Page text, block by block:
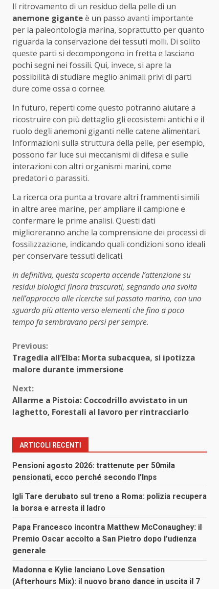
Il ritrovamento di un residuo della pelle di un
anemone gigante è un passo avanti importante
per la paleontologia marina, soprattutto per quanto
riguarda la conservazione dei tessuti molli. Di solito
queste parti si decompongono in fretta e lasciano
pochi segni nei fossili. Qui, invece, si apre la
possibilità di studiare meglio animali privi di parti
dure come ossa o cornee.
In futuro, reperti come questo potranno aiutare a
ricostruire con più dettaglio gli ecosistemi antichi e il
ruolo degli anemoni giganti nelle catene alimentari.
Informazioni sulla struttura della pelle, per esempio,
possono far luce sui meccanismi di difesa e sulle
interazioni con altri organismi marini, come
predatori o parassiti.
La ricerca ora punta a trovare altri frammenti simili
in altre aree marine, per ampliare il campione e
confermare le prime analisi. Questi dati
miglioreranno anche la comprensione dei processi di
fossilizzazione, indicando quali condizioni sono ideali
per conservare tessuti delicati.
In definitiva, questa scoperta accende l’attenzione su
residui biologici finora trascurati, segnando una svolta
nell’approccio alle ricerche sul passato marino, con uno
sguardo più attento verso elementi che fino a poco
tempo fa sembravano persi per sempre.
Continue
Reading
Previous:
Tragedia all’Elba: Morta subacquea, si ipotizza
malore durante immersione
Next:
Allarme a Pistoia: Coccodrillo avvistato in un
laghetto, Forestali al lavoro per rintracciarlo
ARTICOLI RECENTI
Pensioni agosto 2026: trattenute per 50mila
pensionati, ecco perché secondo l’Inps
Igli Tare derubato sul treno a Roma: polizia recupera
la borsa e arresta il ladro
Papa Francesco incontra Matthew McConaughey: il
Premio Oscar accolto a San Pietro dopo l’udienza
generale
Madonna e Kylie lanciano Love Sensation
(Afterhours Mix): il nuovo brano dance in uscita il 7